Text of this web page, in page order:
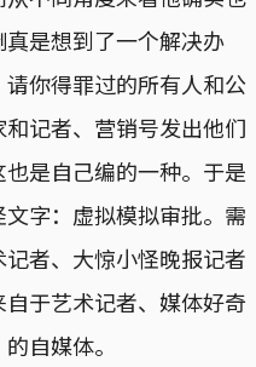
是想到了一个解决办
你得罪过的所有人和公
记者、营销号发出他们
是自己编的一种。于是
字：虚拟模拟审批。需
者、大惊小怪晚报记者
于艺术记者、媒体好奇
自媒体。